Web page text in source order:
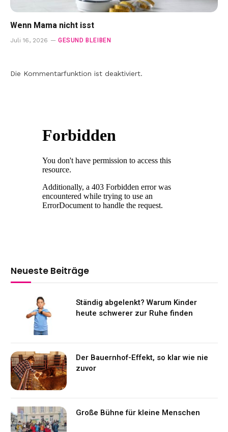
Wenn Mama nicht isst
Juli 16, 2026 GESUND BLEIBEN
Die Kommentarfunktion ist deaktiviert.
Neueste Beiträge
Ständig abgelenkt? Warum Kinder
heute schwerer zur Ruhe finden
Der Bauernhof-Effekt, so klar wie nie
zuvor
Große Bühne für kleine Menschen